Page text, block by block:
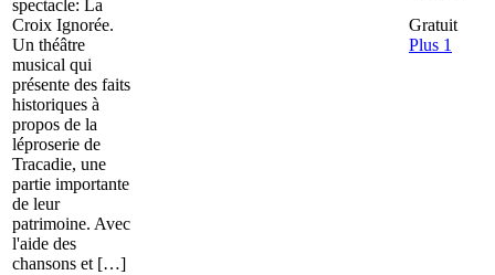
spectacle: La
Croix Ignorée.
Un théâtre
musical qui
présente des faits
historiques à
propos de la
léproserie de
Tracadie, une
partie importante
de leur
patrimoine. Avec
l'aide des
chansons et […]
Gratuit
Plus 1